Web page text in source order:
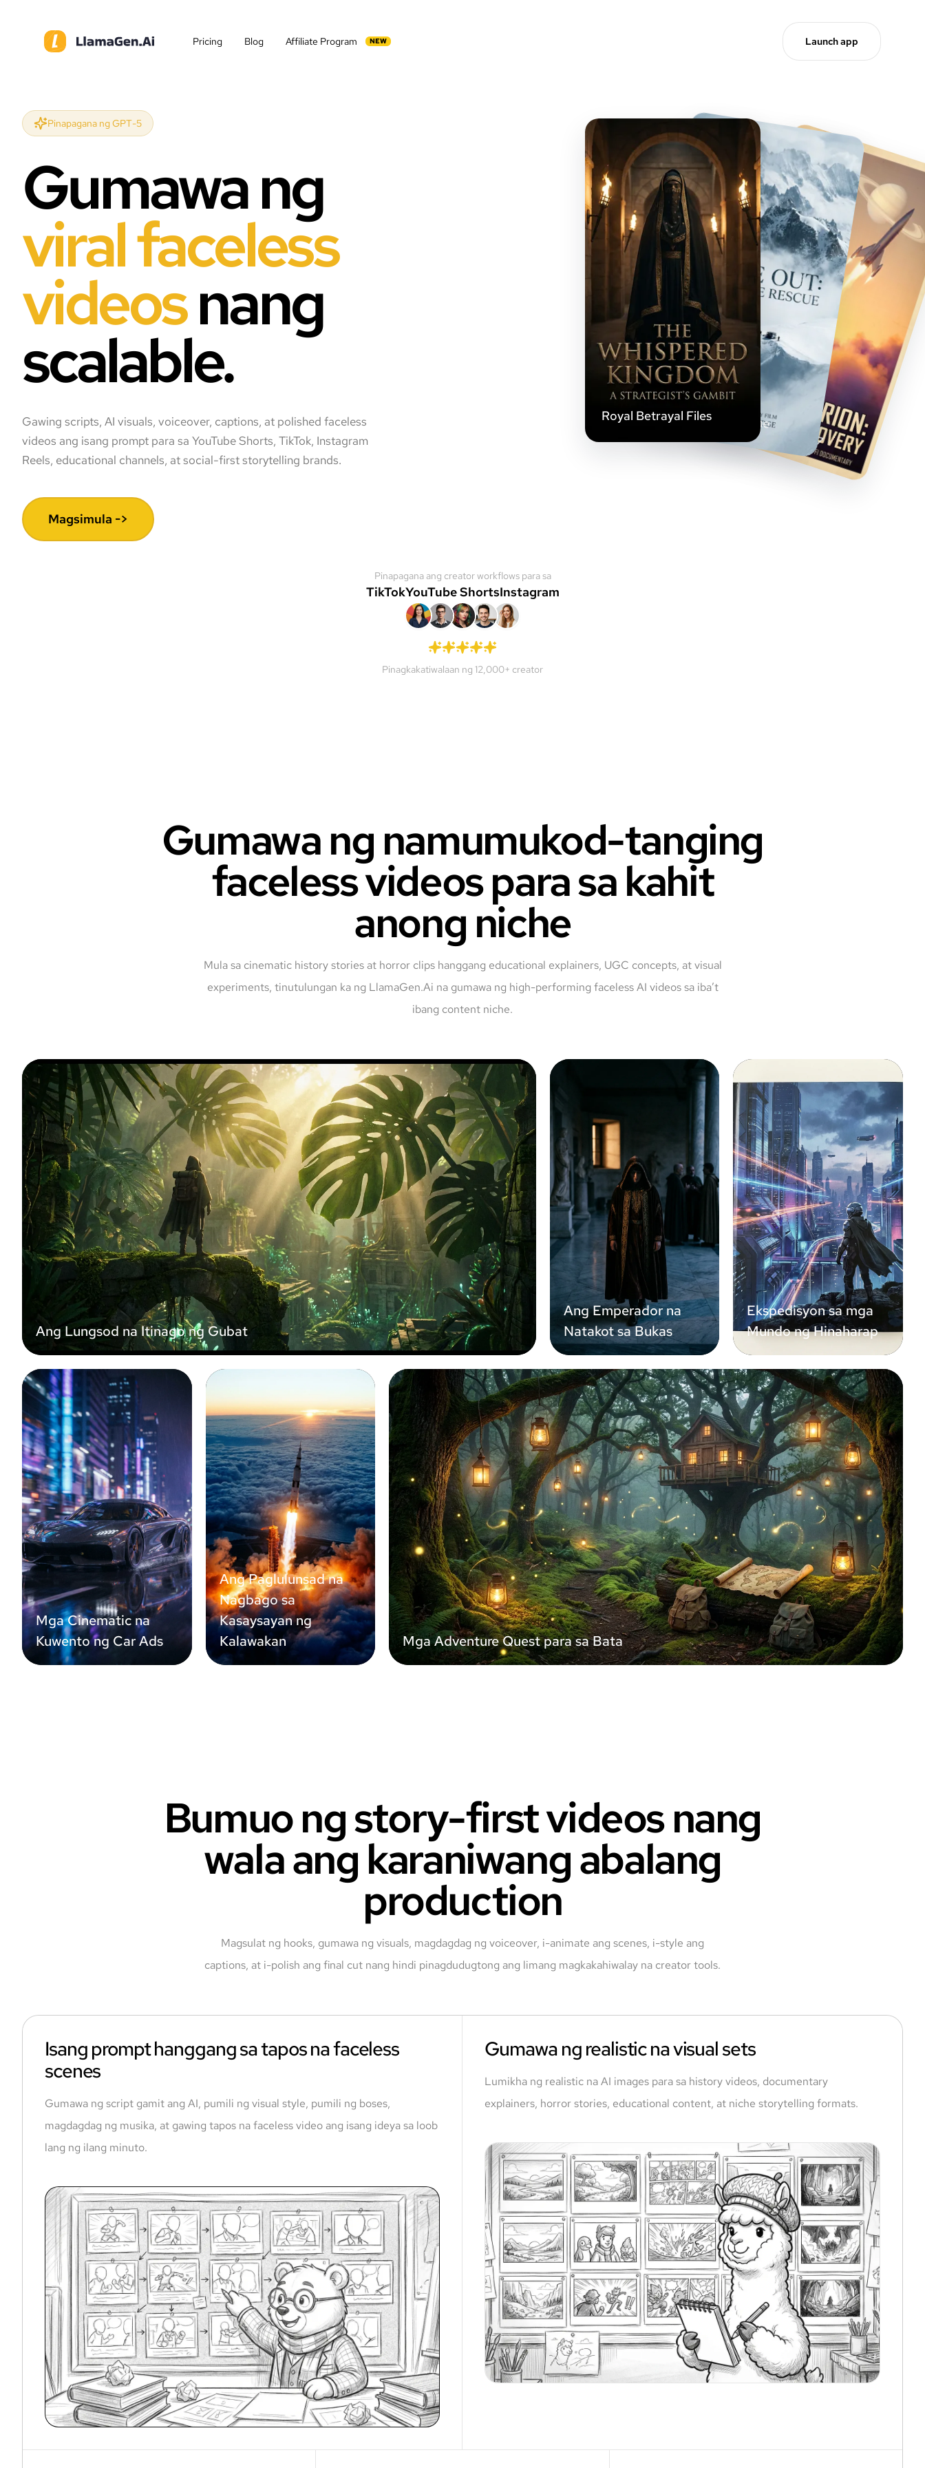
Pricing Blog Affiliate Program NEW Launch app
Pinapagana ng GPT-5
Gumawa ng
viral faceless
videosnang
scalable.
Gawing scripts, AI visuals, voiceover, captions, at polished faceless
videos ang isang prompt para sa YouTube Shorts, TikTok, Instagram
Reels, educational channels, at social-first storytelling brands.
Magsimula ->
Royal Betrayal FilesFrozen Rescue LineLaunch Window 07
Pinapagana ang creator workflows para sa
TikTokYouTube ShortsInstagram
Pinagkakatiwalaan ng 12,000+ creator
Gumawa ng namumukod-tanging
faceless videos para sa kahit
anong niche
Mula sa cinematic history stories at horror clips hanggang educational explainers, UGC concepts, at visual
experiments, tinutulungan ka ng LlamaGen.Ai na gumawa ng high-performing faceless AI videos sa iba’t
ibang content niche.
Ang Lungsod na Itinago ng Gubat
Ang Emperador na
Natakot sa Bukas
Ekspedisyon sa mga
Mundo ng Hinaharap
Mga Cinematic na
Kuwento ng Car Ads
Ang Paglulunsad na
Nagbago sa
Kasaysayan ng
Kalawakan
Mga Adventure Quest para sa Bata
Bumuo ng story-first videos nang
wala ang karaniwang abalang
production
Magsulat ng hooks, gumawa ng visuals, magdagdag ng voiceover, i-animate ang scenes, i-style ang
captions, at i-polish ang final cut nang hindi pinagdudugtong ang limang magkakahiwalay na creator tools.
Isang prompt hanggang sa tapos na faceless
scenes
Gumawa ng script gamit ang AI, pumili ng visual style, pumili ng boses,
magdagdag ng musika, at gawing tapos na faceless video ang isang ideya sa loob
lang ng ilang minuto.
Gumawa ng realistic na visual sets
Lumikha ng realistic na AI images para sa history videos, documentary
explainers, horror stories, educational content, at niche storytelling formats.